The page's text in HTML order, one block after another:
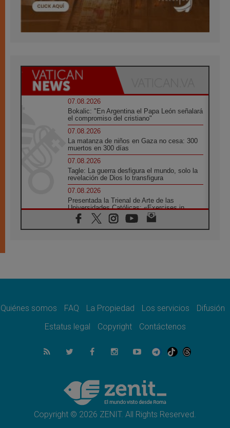
07.08.2026
Bokalic: "En Argentina el Papa León señalará
el compromiso del cristiano"
07.08.2026
La matanza de niños en Gaza no cesa: 300
muertos en 300 días
07.08.2026
Tagle: La guerra desfigura el mundo, solo la
revelación de Dios lo transfigura
07.08.2026
Presentada la Trienal de Arte de las
Universidades Católicas: «Exercises in
Empathy»
07.08.2026
digital para mujeres líderes en África
Programa oficial del Viaje Apostólico del
Papa León XIV a Francia
07.08.2026
Obispos de Ecuador: El bien de las familias
Cardenal Parolin: La paz comienza con la
empatía al dolor del otro
Quiénes somos FAQ La Propiedad Los servicios
Difusión
Estatus legal
Copyright Contáctenos
Copyright © 2026 ZENIT. All Rights Reserved.